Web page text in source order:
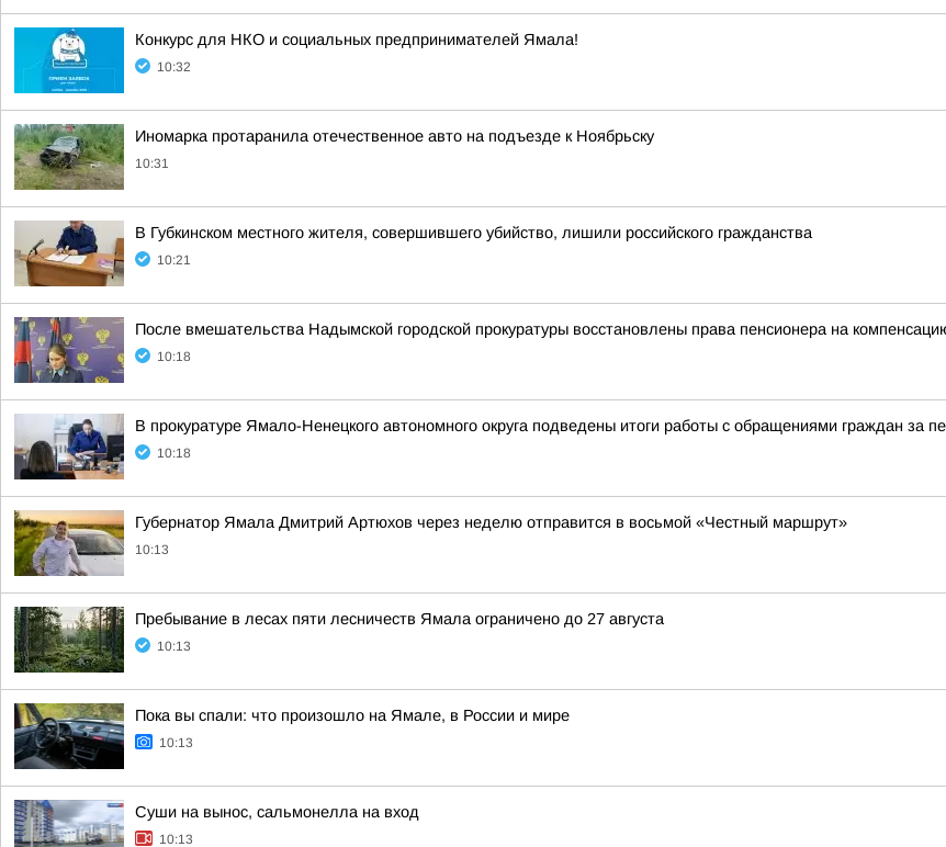
Конкурс для НКО и социальных предпринимателей Ямала!
10:32
Иномарка протаранила отечественное авто на подъезде к Ноябрьску
10:31
В Губкинском местного жителя, совершившего убийство, лишили российского гражданства
10:21
После вмешательства Надымской городской прокуратуры восстановлены права пенсионера на
10:18
В прокуратуре Ямало-Ненецкого автономного округа подведены итоги работы с обращениями граждан за
10:18
Губернатор Ямала Дмитрий Артюхов через неделю отправится в восьмой «Честный маршрут»
10:13
Пребывание в лесах пяти лесничеств Ямала ограничено до 27 августа
10:13
Пока вы спали: что произошло на Ямале, в России и мире
10:13
Суши на вынос, сальмонелла на вход
10:13